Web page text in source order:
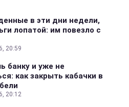
в эти дни недели,
лопатой: им повезло с
20:59
банку и уже не
как закрыть кабачки в
20:12